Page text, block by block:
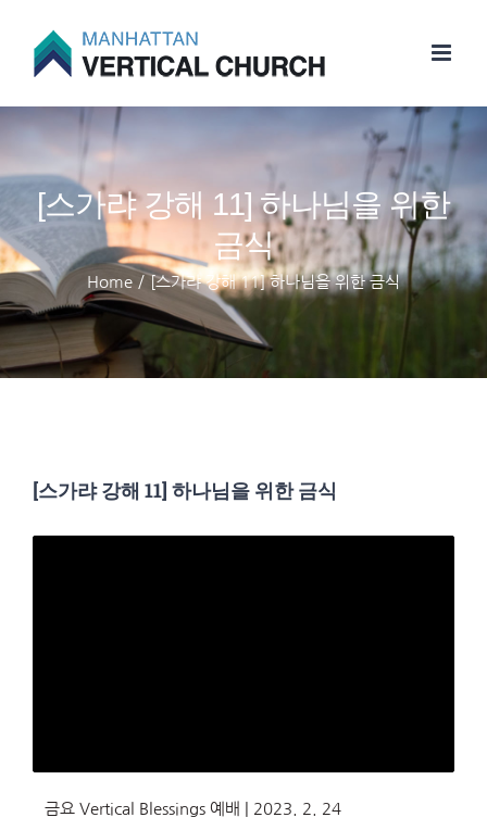
[스가랴 강해 11] 하나님을 위한
금식
Home / [스가랴 강해 11] 하나님을 위한 금식
[스가랴 강해 11] 하나님을 위한 금식
금요 Vertical Blessings 예배 | 2023. 2. 24